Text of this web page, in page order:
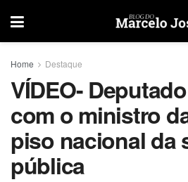
Home Destaque
VÍDEO-
com o ministro
piso nacional da
pública